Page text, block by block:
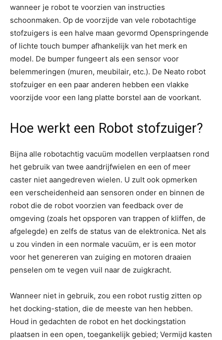
wanneer je robot te voorzien van instructies
schoonmaken. Op de voorzijde van vele robotachtige
stofzuigers is een halve maan gevormd Openspringende
of lichte touch bumper afhankelijk van het merk en
model. De bumper fungeert als een sensor voor
belemmeringen (muren, meubilair, etc.). De Neato robot
stofzuiger en een paar anderen hebben een vlakke
voorzijde voor een lang platte borstel aan de voorkant.
Hoe werkt een Robot stofzuiger?
Bijna alle robotachtig vacuüm modellen verplaatsen rond
het gebruik van twee aandrijfwielen en een of meer
caster niet aangedreven wielen. U zult ook opmerken
een verscheidenheid aan sensoren onder en binnen de
robot die de robot voorzien van feedback over de
omgeving (zoals het opsporen van trappen of kliffen, de
afgelegde) en zelfs de status van de elektronica. Net als
u zou vinden in een normale vacuüm, er is een motor
voor het genereren van zuiging en motoren draaien
penselen om te vegen vuil naar de zuigkracht.
Wanneer niet in gebruik, zou een robot rustig zitten op
het docking-station, die de meeste van hen hebben.
Houd in gedachten de robot en het dockingstation
plaatsen in een open, toegankelijk gebied; Vermijd kasten